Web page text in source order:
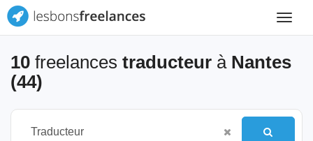
Toggle
10 freelances traducteur à Nantes
(44)